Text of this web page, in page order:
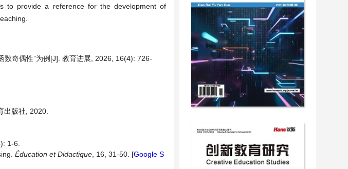
to provide a reference for the development of
奇偶性”为例[J]. 教育进展, 2026, 16(4): 726-
出版社, 2020.
1-6.
Éducation et Didactique , 16, 31-50. [Google S